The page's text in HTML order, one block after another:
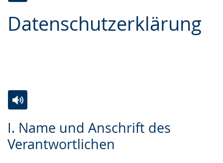
Datenschutzerklärung
Leichten
Audio-
Video
angezeigt.
I. Name und Anschrift des
Verantwortlichen
Leichten
Sprache
Audio-
Unterstützung.
Video
in